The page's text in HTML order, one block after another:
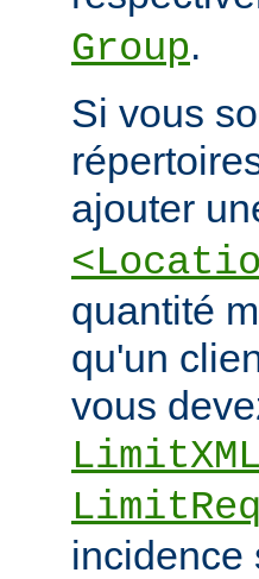
Group.
Si vous
ajouter
quantité
qu'un
vous
incidence